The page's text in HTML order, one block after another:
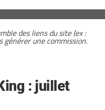
des liens du site (ex :
générer une commission.
: juillet